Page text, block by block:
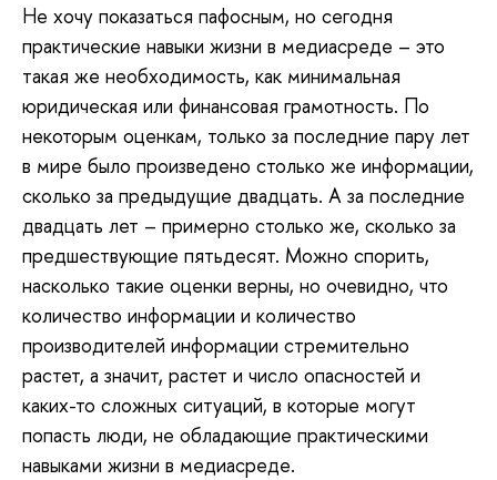
Не хочу показаться пафосным, но сегодня
практические навыки жизни в медиасреде – это
такая же необходимость, как минимальная
юридическая или финансовая грамотность. По
некоторым оценкам, только за последние пару лет
в мире было произведено столько же информации,
сколько за предыдущие двадцать. А за последние
двадцать лет – примерно столько же, сколько за
предшествующие пятьдесят. Можно спорить,
насколько такие оценки верны, но очевидно, что
количество информации и количество
производителей информации стремительно
растет, а значит, растет и число опасностей и
каких-то сложных ситуаций, в которые могут
попасть люди, не обладающие практическими
навыками жизни в медиасреде.